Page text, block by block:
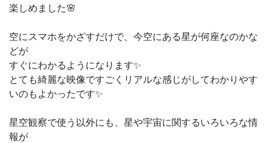
楽しめました🌸
空にスマホをかざすだけで、今空にある星が何座なのかな
どが
すぐにわかるようになります✨
とても綺麗な映像ですごくリアルな感じがしてわかりやす
いのもよかったです✨
星空観察で使う以外にも、星や宇宙に関するいろいろな情
報が